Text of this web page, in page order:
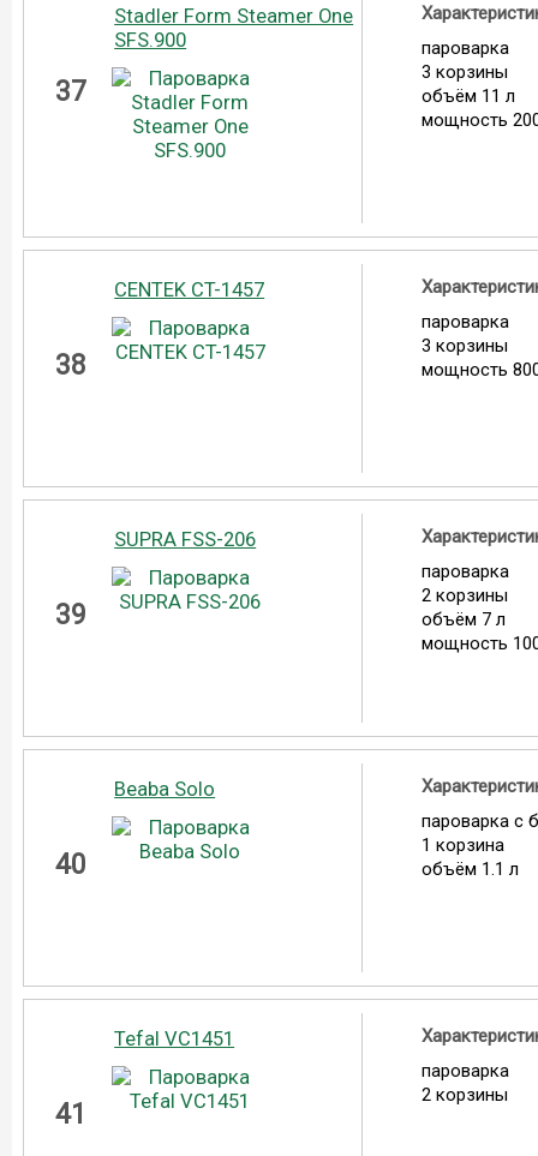
37
Stadler Form Steamer One
SFS.900
пароварка
3 корзины
объём 11 л
мощность
38
CENTEK CT-1457
пароварка
3 корзины
мощность
39
SUPRA FSS-206
пароварка
2 корзины
объём 7 л
мощность
40
Beaba Solo
пароварка с
1 корзина
объём 1.1 л
41
Tefal VC1451
пароварка
2 корзины